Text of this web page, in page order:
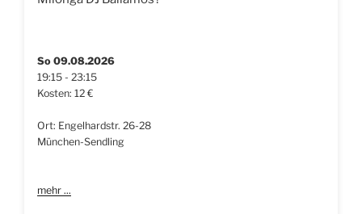
So 09.08.2026
19:15 - 23:15
Kosten: 12 €
Ort: Engelhardstr. 26-28
München-Sendling
mehr ...